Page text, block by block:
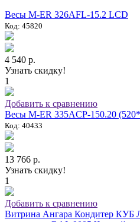
Весы M-ER 326AFL-15.2 LCD
Код: 45820
4 540 р.
Узнать скидку!
1
Добавить к сравнению
Весы M-ER 335ACP-150.20
Код: 40433
13 766 р.
Узнать скидку!
1
Добавить к сравнению
Витрина Ангара Кондитер